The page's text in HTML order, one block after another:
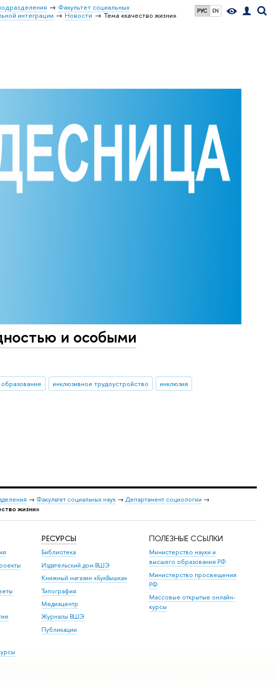
РУС EN
Факультет социальных
интеграции Новости Тема «качество жизни»
и особыми
инклюзивное трудоустройство
инклюзия
→ Факультет социальных наук → Департамент социологии →
жизни»
РЕСУРСЫ
Библиотека
Издательский дом ВШЭ
Книжный магазин «БукВышка»
Типография
Медиацентр
Журналы ВШЭ
Публикации
ПОЛЕЗНЫЕ ССЫЛКИ
Министерство науки и
высшего образования РФ
Министерство просвещения
РФ
Массовые открытые онлайн-
курсы